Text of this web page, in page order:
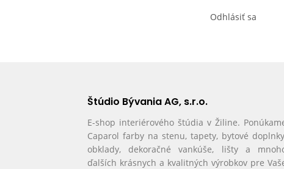
Odhlásiť sa
Štúdio Bývania AG, s.r.o.
E-shop interiérového štúdia v Žiline.
Caparol farby na stenu, tapety, bytové
obklady, dekoračné vankúše, lišty a
ďalších krásnych a kvalitných výrobkov pre